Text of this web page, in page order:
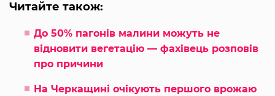
Читайте також:
До 50% пагонів малини можуть не
відновити вегетацію — фахівець розповів
про причини
На Черкащині очікують першого врожаю